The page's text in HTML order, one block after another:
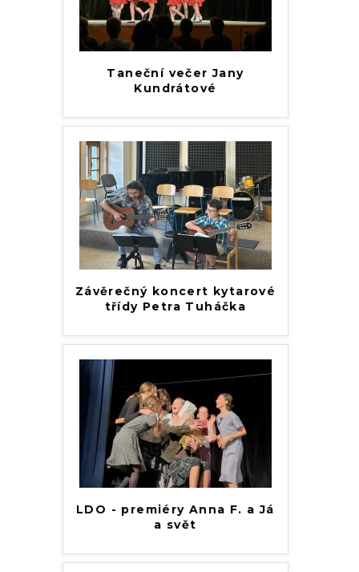
Taneční večer Jany
Kundrátové
Závěrečný koncert kytarové
třídy Petra Tuháčka
LDO - premiéry Anna F. a Já
a svět